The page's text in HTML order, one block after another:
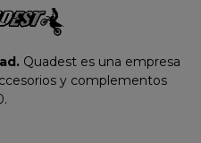
Quadest es una empresa
y complementos